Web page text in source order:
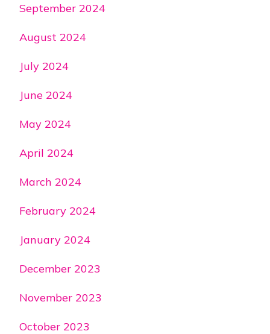
September 2024
August 2024
July 2024
June 2024
May 2024
April 2024
March 2024
February 2024
January 2024
December 2023
November 2023
October 2023